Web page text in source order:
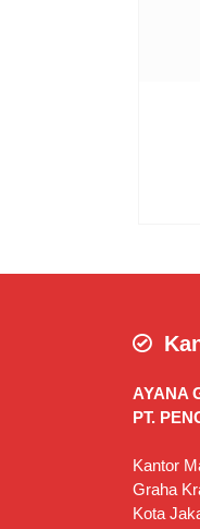
AYANA
PT.
Kantor
Graha
Kota